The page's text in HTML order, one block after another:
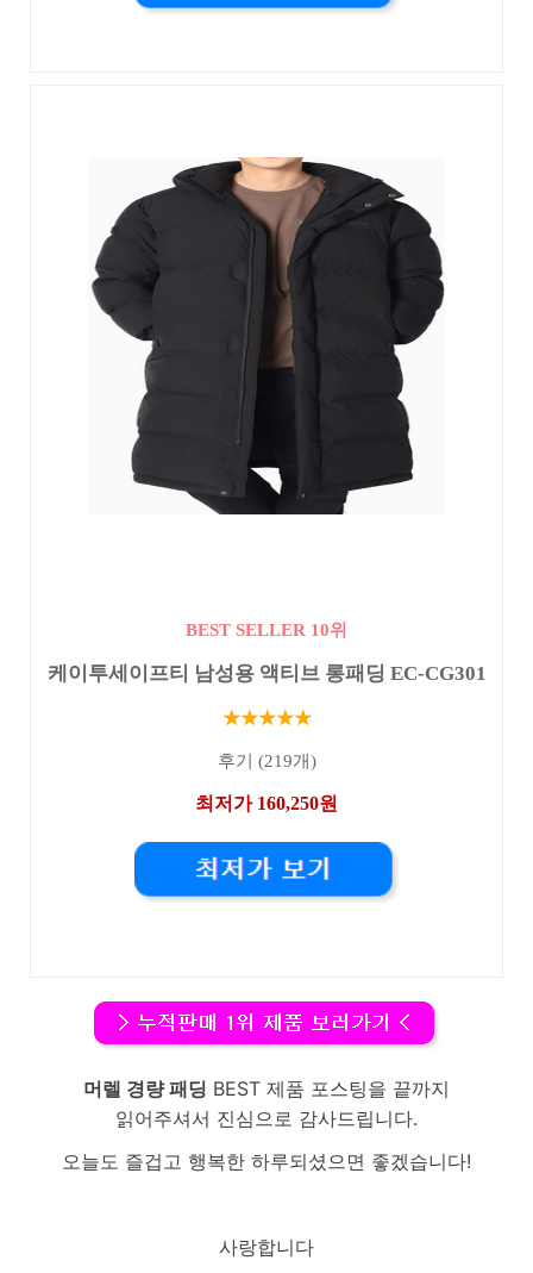
BEST SELLER 10위
케이투세이프티 남성용 액티브 롱패딩 EC-CG301
★★★★★
후기 (219개)
최저가 160,250원
머렐 경량 패딩 BEST 제품 포스팅을 끝까지
읽어주셔서 진심으로 감사드립니다.
오늘도 즐겁고 행복한 하루되셨으면 좋겠습니다!
사랑합니다